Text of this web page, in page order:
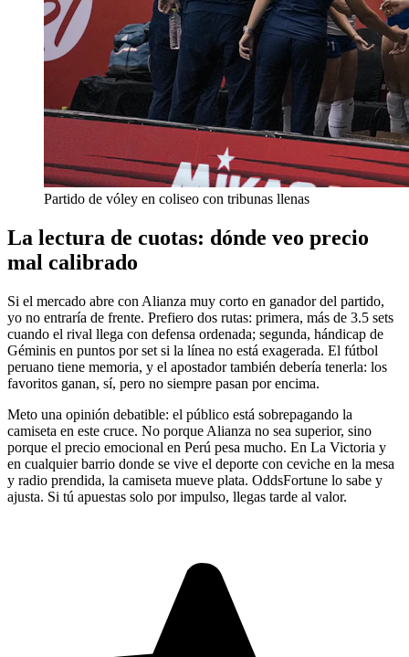
Partido de vóley en coliseo con tribunas llenas
La lectura de cuotas: dónde veo precio
mal calibrado
Si el mercado abre con Alianza muy corto en ganador del partido,
yo no entraría de frente. Prefiero dos rutas: primera, más de 3.5 sets
cuando el rival llega con defensa ordenada; segunda, hándicap de
Géminis en puntos por set si la línea no está exagerada. El fútbol
peruano tiene memoria, y el apostador también debería tenerla: los
favoritos ganan, sí, pero no siempre pasan por encima.
Meto una opinión debatible: el público está sobrepagando la
camiseta en este cruce. No porque Alianza no sea superior, sino
porque el precio emocional en Perú pesa mucho. En La Victoria y
en cualquier barrio donde se vive el deporte con ceviche en la mesa
y radio prendida, la camiseta mueve plata. OddsFortune lo sabe y
ajusta. Si tú apuestas solo por impulso, llegas tarde al valor.